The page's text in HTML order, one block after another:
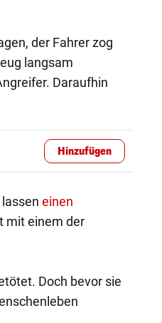
der Fahrer zog
langsam
Daraufhin
Hinzufügen
einen
mit einem der
Doch bevor sie